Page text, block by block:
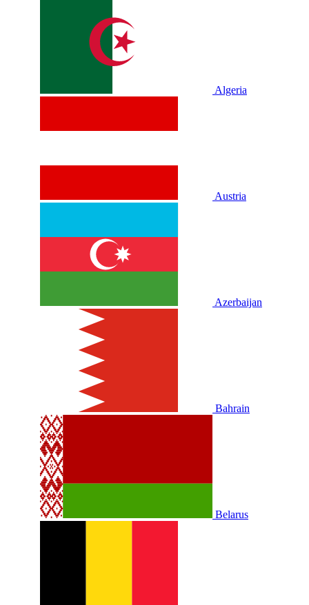
Algeria
Austria
Azerbaijan
Bahrain
Belarus